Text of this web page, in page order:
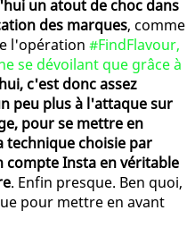
un atout de choc dans
des marques, comme
l'opération #FindFlavour,
se dévoilant que grâce à
c'est donc assez
peu plus à l'attaque sur
pour se mettre en
technique choisie par
compte Insta en véritable
. Enfin presque. Ben quoi,
pour mettre en avant